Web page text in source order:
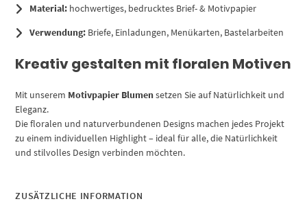
Material: hochwertiges, bedrucktes Brief- & Motivpapier
Verwendung: Briefe, Einladungen, Menükarten, Bastelarbeiten
Kreativ gestalten mit floralen Motiven
Mit unserem Motivpapier Blumensetzen Sie auf Natürlichkeit und
Eleganz.
Die floralen und naturverbundenen Designs machen jedes Projekt
zu einem individuellen Highlight – ideal für alle, die Natürlichkeit
und stilvolles Design verbinden möchten.
ZUSÄTZLICHE INFORMATION